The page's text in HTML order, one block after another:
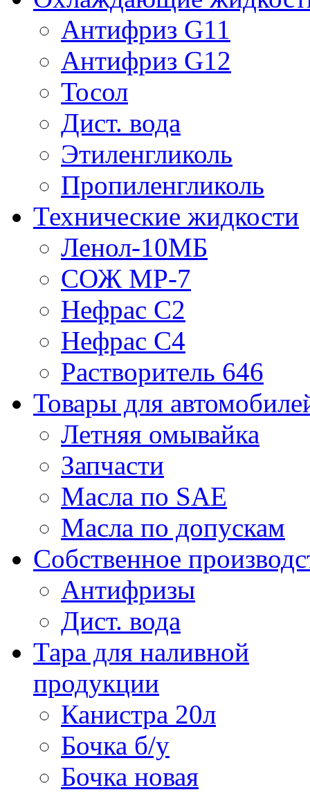
Антифриз G11
Антифриз G12
Тосол
Дист. вода
Этиленгликоль
Пропиленгликоль
Технические жидкости
Ленол-10МБ
СОЖ МР-7
Нефрас С2
Нефрас С4
Растворитель 646
Товары для
Летняя омывайка
Запчасти
Масла по SAE
Масла по допускам
Собственное
Антифризы
Дист. вода
Тара для наливной
продукции
Канистра 20л
Бочка б/у
Бочка новая